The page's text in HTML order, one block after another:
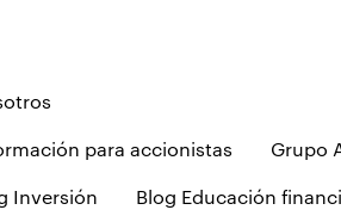
para accionistas Grupo
Inversión Blog Educación